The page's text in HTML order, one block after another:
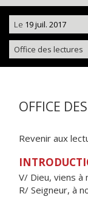
Le 19 juil. 2017
Office des lectures
OFFICE
Revenir aux
V/ Dieu, viens à
R/ Seigneur, à